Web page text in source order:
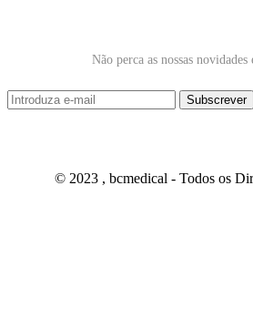
Não perca as nossas novidades
© 2023 , bcmedical - Todos os